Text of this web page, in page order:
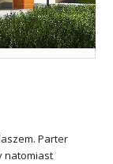
Parter
natomiast